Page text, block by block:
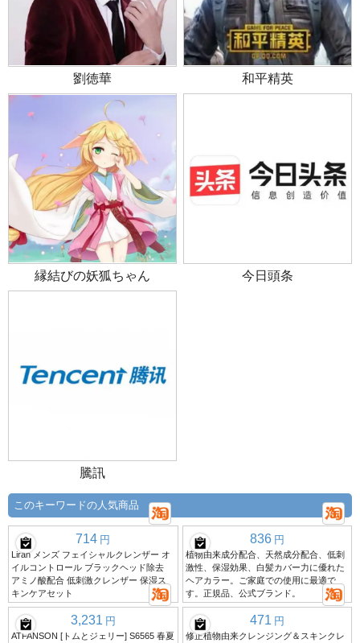
劉徳華 和平精英
縁結びの妖狐ちゃん 今日頭条
騰訊
このキーワードの人気商品
714 円
Liran メンズ フェイシャルクレンザー オ
イルコントロール ブラックヘッド除去
アミノ酸配合 低刺激クレンザー 保湿ス
キンケアセット
836 円
植物由来成分配合、天然成分配合、低刺
激性、保湿効果、白髪カバー力に優れた
ヘアカラー。ご家庭での使用に最適で
す。正規品、公式ブランド。
3,231 円
ATFANSON [トムとジェリー] S6565 春夏
471 円
修正植物由来クレンジング＆スキンクレ